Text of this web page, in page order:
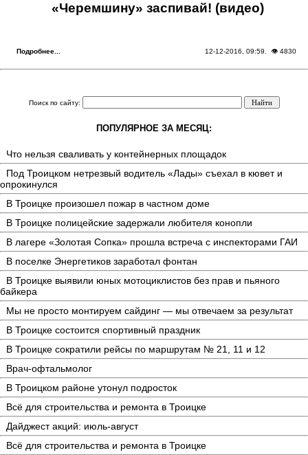
«Черемшину» заспивай! (видео)
Подробнее... 12-12-2016, 09:59 . 👁 4830
Поиск по сайту:
ПОПУЛЯРНОЕ ЗА МЕСЯЦ:
Что нельзя сваливать у контейнерных площадок
Под Троицком нетрезвый водитель «Лады» съехал в кювет и
опрокинулся
В Троицке произошел пожар в частном доме
В Троицке полицейские задержали любителя конопли
В лагере «Золотая Сопка» прошла встреча с инспекторами ГАИ
В поселке Энергетиков заработал фонтан
В Троицке выявили юных мотоциклистов без прав и пьяного
байкера
Мы не просто монтируем сайдинг — мы отвечаем за результат
В Троицке состоится спортивный праздник
В Троицке сократили рейсы по маршрутам № 21, 11 и 12
Врач-офтальмолог
В Троицком районе утонул подросток
Всё для строительства и ремонта в Троицке
Дайджест акций: июль-август
Всё для строительства и ремонта в Троицке